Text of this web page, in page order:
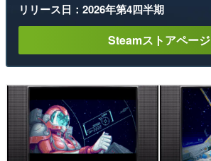
リリース日：2026年第4四半期
Steamストアページ